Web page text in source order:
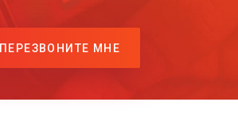
ПЕРЕЗВОНИТЕ МНЕ